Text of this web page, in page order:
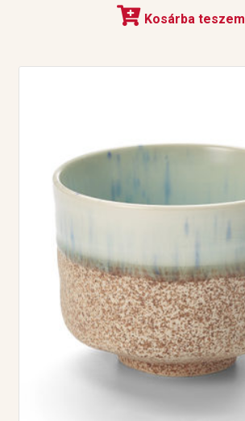
Kosárba teszem